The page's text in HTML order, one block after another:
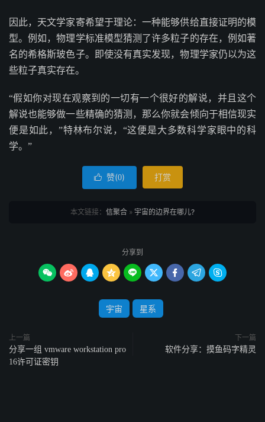
因此，天文学家寄希望于理论：一种能够供给直接证明的模
型。例如，物理学标准模型猜测了许多粒子的存在，例如著
名的希格斯玻色子。即使没有真实发现，物理学家仍以为这
些粒子真实存在。
“假如你对现在观察到的一切有一个很好的解说，并且这个
解说也能够做一些精确的猜测，那么你就会倾向于相信现实
便是如此，”特林布尔说，“这便是大多数科学家眼中的科
学。”
 赞(0) 打赏
本文链接： 信聚合 » 宇宙的边界在哪儿?
分享到
        
宇宙 星系
上一篇
分享一组 vmware workstation pro
16许可证密钥
下一篇
软件分享：摸鱼码字精灵